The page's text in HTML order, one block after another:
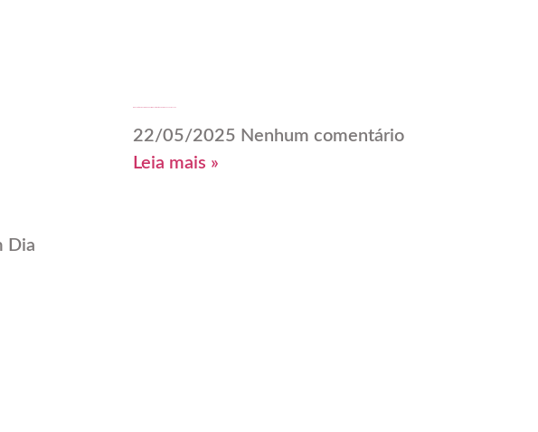
22/05/2025 Nenhum comentário
Leia mais »